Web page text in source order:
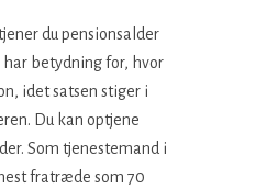
du pensionsalder
har betydning for, hvor
idet satsen stiger i
Du kan optjene
Som tjenestemand i
fratræde som 70